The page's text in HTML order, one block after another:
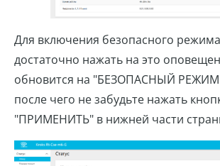
Для включения безопасного
достаточно нажать на это
обновится на "БЕЗОПАСНЫЙ
после чего не забудьте нажать
"ПРИМЕНИТЬ" в нижней части